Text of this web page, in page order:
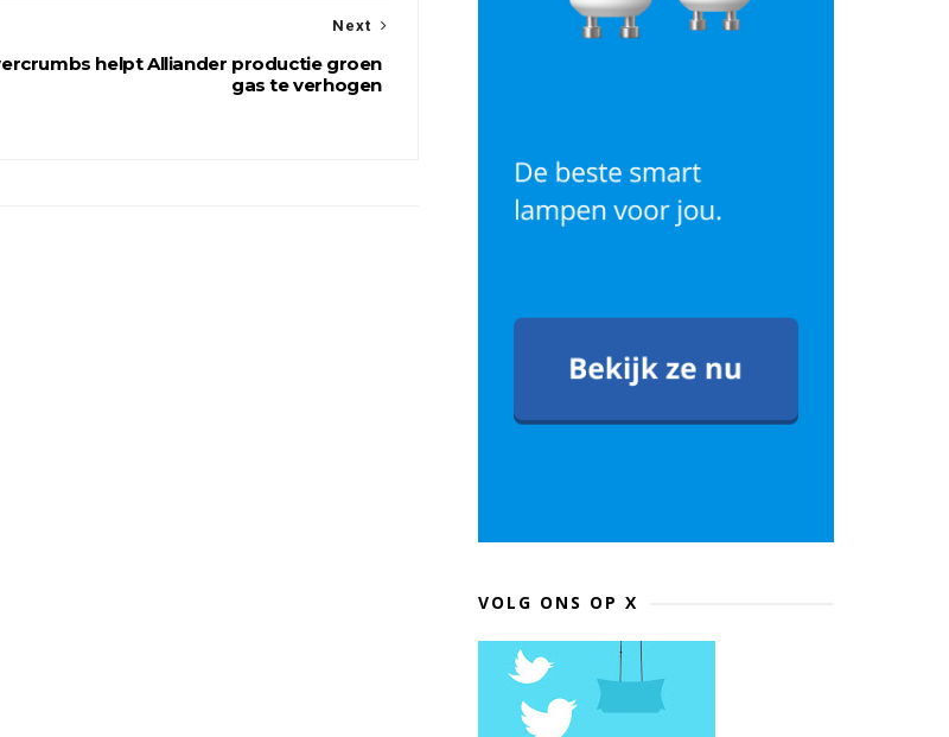
Next
helpt Alliander productie groen
gas te verhogen
VOLG ONS OP X